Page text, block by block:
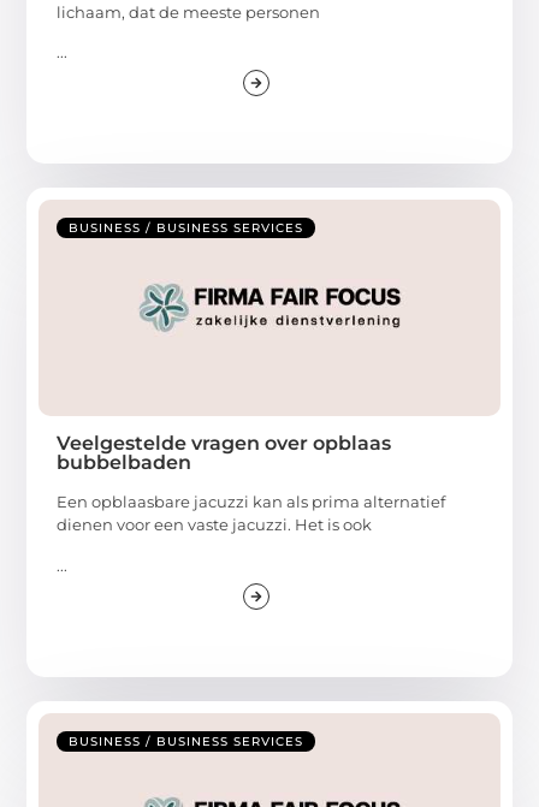
lichaam, dat de meeste personen
...
BUSINESS / BUSINESS SERVICES
Veelgestelde vragen over opblaas
bubbelbaden
Een opblaasbare jacuzzi kan als prima alternatief
dienen voor een vaste jacuzzi. Het is ook
...
BUSINESS / BUSINESS SERVICES